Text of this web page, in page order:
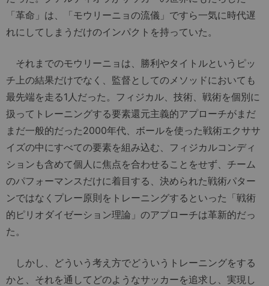
「革命」は、「モウリーニョの流儀」ですら一気に時代遅
れにしてしまうだけのインパクトを持っていた。
それまでのモウリーニョは、勝利やタイトルというピッ
チ上の結果だけでなく、監督としてのメソッドにおいても
最先端を走る1人だった。フィジカル、技術、戦術を個別に
扱ってトレーニングする要素還元主義的アプローチがまだ
まだ一般的だった2000年代、ボールを使った戦術エクササ
イズの中にすべての要素を組み込む、フィジカルコンディ
ションも含めて個人に焦点を合わせることをせず、チーム
のパフォーマンスだけに着目する、決められた戦術パター
ンではなくプレー原則をトレーニングするといった「戦術
的ピリオダイゼーション理論」のアプローチは革新的だっ
た。
しかし、どういう考え方でどういうトレーニングをする
かと、それを通してどのようなサッカーを追求し、実現し